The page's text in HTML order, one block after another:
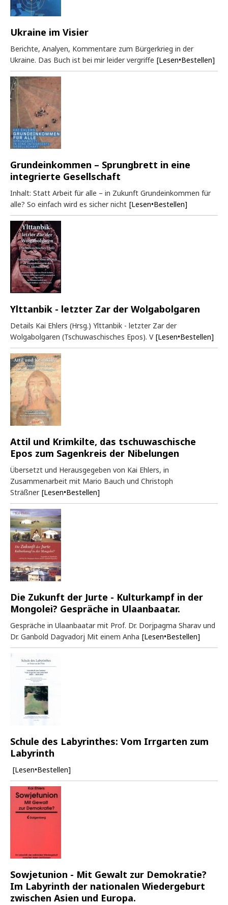
Ukraine im Visier
Berichte, Analyen, Kommentare zum Bürgerkrieg in der
Ukraine. Das Buch ist bei mir leider vergriffe [Lesen•Bestellen]
Grundeinkommen – Sprungbrett in eine
integrierte Gesellschaft
Inhalt: Statt Arbeit für alle – in Zukunft Grundeinkommen für
alle? So einfach wird es sicher nicht [Lesen•Bestellen]
Ylttanbik - letzter Zar der Wolgabolgaren
Details Kai Ehlers (Hrsg.) Ylttanbik - letzter Zar der
Wolgabolgaren (Tschuwaschisches Epos). V [Lesen•Bestellen]
Attil und Krimkilte, das tschuwaschische
Epos zum Sagenkreis der Nibelungen
Übersetzt und Herausgegeben von Kai Ehlers, in
Zusammenarbeit mit Mario Bauch und Christoph
Sträßner [Lesen•Bestellen]
Die Zukunft der Jurte - Kulturkampf in der
Mongolei? Gespräche in Ulaanbaatar.
Gespräche in Ulaanbaatar mit Prof. Dr. Dorjpagma Sharav und
Dr. Ganbold Dagvadorj Mit einem Anha [Lesen•Bestellen]
Schule des Labyrinthes: Vom Irrgarten zum
Labyrinth
[Lesen•Bestellen]
Sowjetunion - Mit Gewalt zur Demokratie?
Im Labyrinth der nationalen Wiedergeburt
zwischen Asien und Europa.